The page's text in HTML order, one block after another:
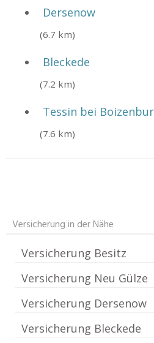
Dersenow
(6.7 km)
Bleckede
(7.2 km)
Tessin bei
(7.6 km)
Versicherung in der Nähe
Versicherung Besitz
Versicherung Neu Gülze
Versicherung Dersenow
Versicherung Bleckede